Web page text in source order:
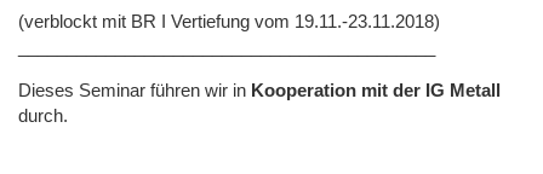
(verblockt mit BR I Vertiefung vom 19.11.-23.11.2018)
Dieses Seminar führen wir in Kooperation mit der IG Metall
durch.